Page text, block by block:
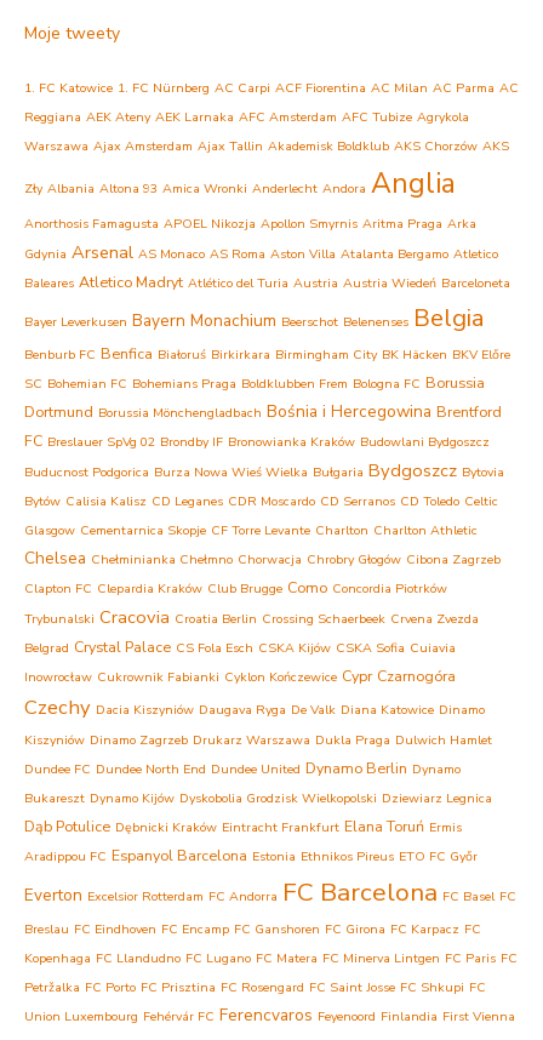
Moje tweety
1. FC Katowice 1. FC Nürnberg AC Carpi ACF Fiorentina AC Milan AC Parma AC
Reggiana AEK Ateny AEK Larnaka AFC Amsterdam AFC Tubize Agrykola
Warszawa Ajax Amsterdam Ajax Tallin Akademisk Boldklub AKS Chorzów AKS
Zły Albania Altona 93 Amica Wronki Anderlecht Andora Anglia
Anorthosis Famagusta APOEL Nikozja Apollon Smyrnis Aritma Praga Arka
Gdynia Arsenal AS Monaco AS Roma Aston Villa Atalanta Bergamo Atletico
Baleares Atletico Madryt Atlético del Turia Austria Austria Wiedeń Barceloneta
Bayer Leverkusen Bayern Monachium Beerschot Belenenses Belgia
Benburb FC Benfica Białoruś Birkirkara Birmingham City BK Häcken BKV Előre
SC Bohemian FC Bohemians Praga Boldklubben Frem Bologna FC Borussia
Dortmund Borussia Mönchengladbach Bośnia i Hercegowina Brentford
FC Breslauer SpVg 02 Brondby IF Bronowianka Kraków Budowlani Bydgoszcz
Buducnost Podgorica Burza Nowa Wieś Wielka Bułgaria Bydgoszcz Bytovia
Bytów Calisia Kalisz CD Leganes CDR Moscardo CD Serranos CD Toledo Celtic
Glasgow Cementarnica Skopje CF Torre Levante Charlton Charlton Athletic
Chelsea Chełminianka Chełmno Chorwacja Chrobry Głogów Cibona Zagrzeb
Clapton FC Clepardia Kraków Club Brugge Como Concordia Piotrków
Trybunalski Cracovia Croatia Berlin Crossing Schaerbeek Crvena Zvezda
Belgrad Crystal Palace CS Fola Esch CSKA Kijów CSKA Sofia Cuiavia
Inowrocław Cukrownik Fabianki Cyklon Kończewice Cypr Czarnogóra
Czechy Dacia Kiszyniów Daugava Ryga De Valk Diana Katowice Dinamo
Kiszyniów Dinamo Zagrzeb Drukarz Warszawa Dukla Praga Dulwich Hamlet
Dundee FC Dundee North End Dundee United Dynamo Berlin Dynamo
Bukareszt Dynamo Kijów Dyskobolia Grodzisk Wielkopolski Dziewiarz Legnica
Dąb Potulice Dębnicki Kraków Eintracht Frankfurt Elana Toruń Ermis
Aradippou FC Espanyol Barcelona Estonia Ethnikos Pireus ETO FC Győr
Everton Excelsior Rotterdam FC Andorra FC Barcelona FC Basel FC
Breslau FC Eindhoven FC Encamp FC Ganshoren FC Girona FC Karpacz FC
Kopenhaga FC Llandudno FC Lugano FC Matera FC Minerva Lintgen FC Paris FC
Petržalka FC Porto FC Prisztina FC Rosengard FC Saint Josse FC Shkupi FC
Union Luxembourg Fehérvár FC Ferencvaros Feyenoord Finlandia First Vienna